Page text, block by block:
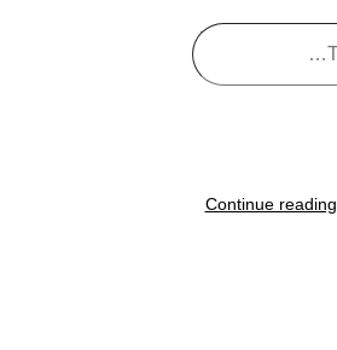
Continue reading